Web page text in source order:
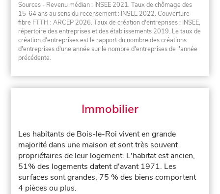
Sources - Revenu médian : INSEE 2021. Taux de chômage des
15-64 ans au sens du recensement : INSEE 2022. Couverture
fibre FTTH : ARCEP 2026. Taux de création d'entreprises : INSEE,
répertoire des entreprises et des établissements 2019. Le taux de
création d'entreprises est le rapport du nombre des créations
d'entreprises d'une année sur le nombre d'entreprises de l'année
précédente.
Immobilier
Les habitants de Bois-le-Roi vivent en grande
majorité dans une maison et sont très souvent
propriétaires de leur logement. L'habitat est ancien,
51% des logements datent d'avant 1971. Les
surfaces sont grandes, 75 % des biens comportent
4 pièces ou plus.